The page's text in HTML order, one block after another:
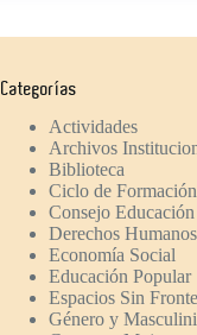
Categorías
Actividades
Archivos
Biblioteca
Ciclo de
Consejo
Derechos Humanos
Economía Social
Educación Popular
Espacios Sin
Género y